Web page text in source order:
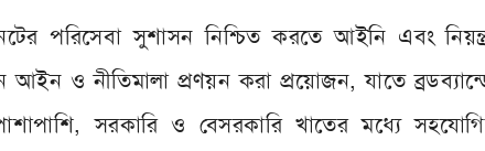
পরিসেবা সুশাসন নিশ্চিত করতে আইনি এবং
ও নীতিমালা প্রণয়ন করা প্রয়োজন, যাতে
সরকারি ও বেসরকারি খাতের মধ্যে